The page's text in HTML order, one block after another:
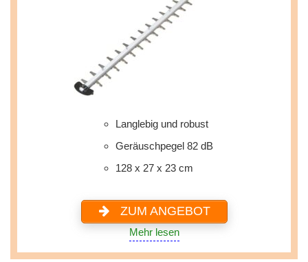
Langlebig und robust
Geräuschpegel ‎82 dB
128 x 27 x 23 cm
ZUM ANGEBOT
Mehr lesen